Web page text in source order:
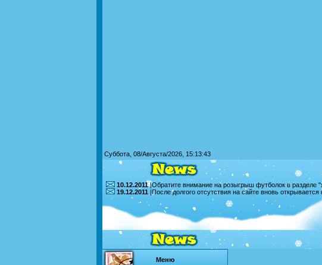
Суббота, 08/Августа/2026, 15:13:43
10.12.2011|Обратите внимание на розыгрыш футболок в разделе
19.12.2011 |После долгого отсутствия на сайте вновь
Меню